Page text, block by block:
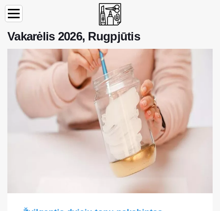
Vakarėlis 2026, Rugpjūtis